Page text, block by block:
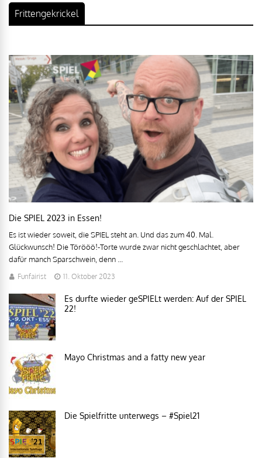
Frittengekrickel
Die SPIEL 2023 in Essen!
Es ist wieder soweit, die SPIEL steht an. Und das zum 40. Mal.
Glückwunsch! Die Törööö!-Torte wurde zwar nicht geschlachtet, aber
dafür manch Sparschwein, denn ...
Funfairist 11. Oktober 2023
Es durfte wieder geSPIELt werden: Auf der SPIEL
22!
Mayo Christmas and a fatty new year
Die Spielfritte unterwegs – #Spiel21